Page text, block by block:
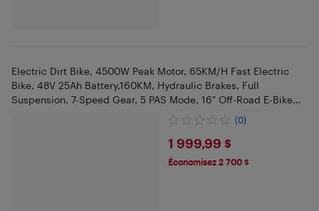
Electric Dirt Bike, 4500W Peak Motor, 65KM/H Fast Electric
Bike, 48V 25Ah Battery,160KM, Hydraulic Brakes, Full
Suspension, 7-Speed Gear, 5 PAS Mode, 16" Off-Road E-Bike
(0)
$1999.99
1 999,99 $
Économisez 2 700 $